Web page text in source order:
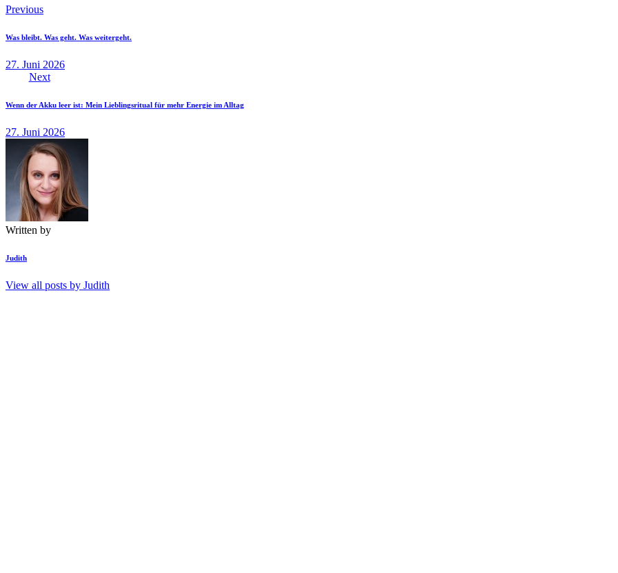
Beitragsnavigation
Previous
Was bleibt. Was geht. Was weitergeht.
27. Juni 2026
Next
Wenn der Akku leer ist: Mein Lieblingsritual für mehr Energie im Alltag
27. Juni 2026
Written by
Judith
View all posts by Judith